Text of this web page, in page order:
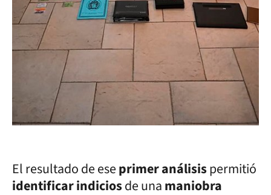
El resultado de eseprimer análisispermitió
identificar indiciosde unamaniobra